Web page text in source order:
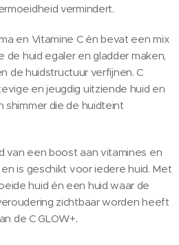
vermindert.
en Vitamine C én bevat een mix
de huid egaler en gladder maken,
de huidstructuur verfijnen. C
en jeugdig uitziende huid en
die de huidteint
van een boost aan vitamines en
is geschikt voor iedere huid. Met
huid én een huid waar de
zichtbaar worden heeft
de C GLOW+.